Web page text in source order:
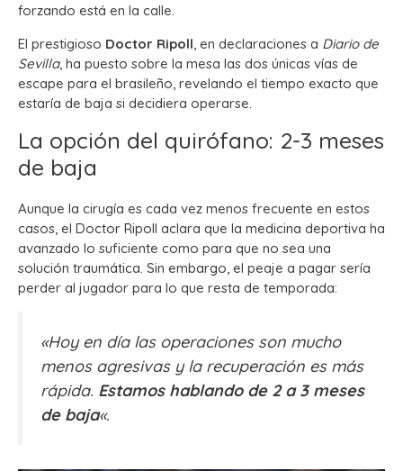
forzando está en la calle.
El prestigioso Doctor Ripoll, en declaraciones a Diario de
Sevilla, ha puesto sobre la mesa las dos únicas vías de
escape para el brasileño, revelando el tiempo exacto que
estaría de baja si decidiera operarse.
La opción del quirófano: 2-3 meses
de baja
Aunque la cirugía es cada vez menos frecuente en estos
casos, el Doctor Ripoll aclara que la medicina deportiva ha
avanzado lo suficiente como para que no sea una
solución traumática. Sin embargo, el peaje a pagar sería
perder al jugador para lo que resta de temporada:
«Hoy en día las operaciones son mucho
menos agresivas y la recuperación es más
rápida. Estamos hablando de 2 a 3 meses
de baja«.